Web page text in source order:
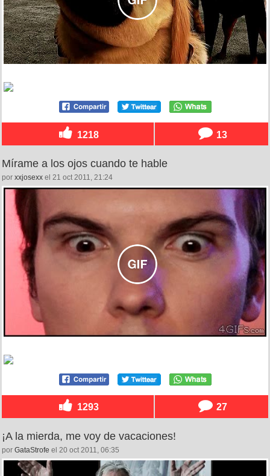
1218 13
Mírame a los ojos cuando te hable
por xxjosexx el 21 oct 2011, 21:24
1293 27
¡A la mierda, me voy de vacaciones!
por GataStrofe el 20 oct 2011, 06:35